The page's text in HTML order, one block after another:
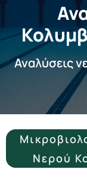
Αναλύσεις
Νερού